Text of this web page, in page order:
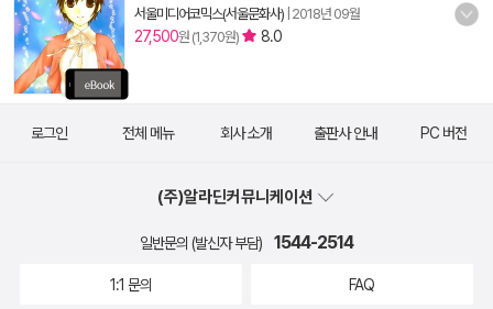
서울미디어코믹스(서울문화사) 2018년 09월
27,500원 (1,370원) 8.0
로그인 전체 메뉴 회사 소개 출판사 안내 PC 버전
(주)알라딘커뮤니케이션
일반문의 (발신자 부담) 1544-2514
1:1 문의 FAQ